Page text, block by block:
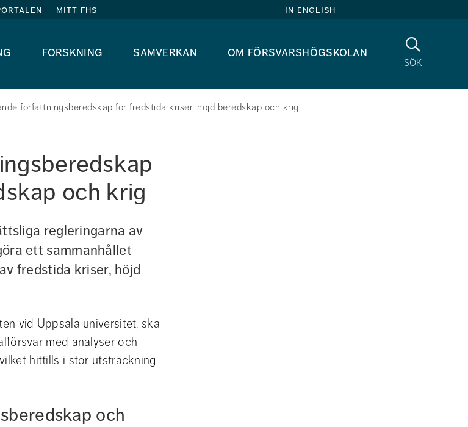
mitt fhs in english
forskning samverkan om försvarshögskolan
sök
Sök
författningsberedskap för fredstida kriser, höjd beredskap och krig
och krig
regleringarna av
ett sammanhållet
fredstida kriser, höjd
vid Uppsala universitet, ska
med analyser och
hittills i stor utsträckning
och